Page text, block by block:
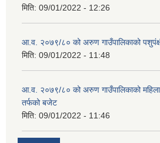
मिति: 09/01/2022 - 12:26
आ.व. २०७९/८० को अरुण गाउँपालिकाको
मिति: 09/01/2022 - 11:48
आ.व. २०७९/८० को अरुण गाउँपालिकाको महिला
तर्फको बजेट
मिति: 09/01/2022 - 11:46